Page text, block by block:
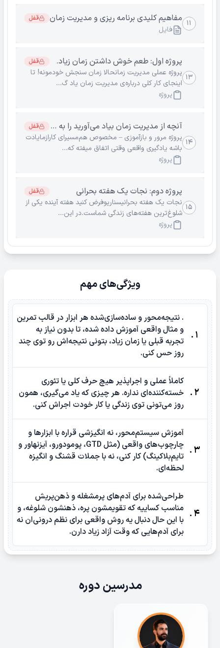
۱۱ مفاهیم کلیدی برنامه ریزی و مدیریت زمان قفل
فایل
۱۳
پروژه اول: طعم خوش داشتن زمان زیاد. قفل
پروژه عملی مدیریت زمانحالا زمان سنجش خودمونه! تا
اینجای کار کلی درباره‌ی مدیریت زمان یاد گ...
پروژه
۱۴
آنچه از مدیریت زمان بیاد می‌آورید را به زبان خودتان
قفل
پروژه مرور و بازآموزی – مخصوص هم‌مسیرای کارازمایادت
باشه یادگیری واقعی وقتی اتفاق میفته که...
پروژه
۱۵
پروژه دوم: نجات یک هفته بحرانی قفل
نجات یک هفته بحرانیسناریوفرض کنید هفته آینده یکی از
شلوغ‌ترین هفته‌های زندگی شماست.در این...
پروژه
ویژگی‌های مهم
1 .
. نتیجه‌محور و ساده‌سازی‌شده هر ابزار در قالب تمرین
و مثال واقعی آموزش داده شده، تا بدون نیاز به
تجربه قبلی یا زمان زیاد، بتونی نتیجه‌اش رو توی چند
روز حس کنی.
2 .
کاملاً عملی و اجراپذیر هیچ حرف کلی یا تئوری
خسته‌کننده‌ای نداره. هر چیزی که یاد می‌گیری، همون
روز می‌تونی توی زندگی یا کار خودت اجراش کنی.
3 .
آموزش سیستم‌محور، نه انگیزشی قراره با ابزارها و
چارچوب‌های واقعی (مثل GTD، پومودورو، آیزنهاور و
تایم‌بلاکینگ) کار کنی، نه با جملات قشنگ و انگیزه
لحظه‌ای.
4 .
طراحی‌شده برای آدم‌های پرمشغله و ذهن‌پریش
مناسب کساییه که تقویمشون پره، ذهنشون شلوغه، و
با این حال دنبال یه روش واقعی برای نظم درونی‌ان نه
برای آدم‌هایی که وقت آزاد زیاد دارن.
مدرسین دوره